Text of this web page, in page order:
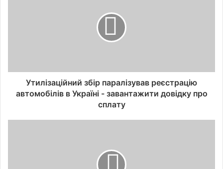
Утилізаційний збір паралізував реєстрацію
автомобілів в Україні - завантажити довідку про
сплату